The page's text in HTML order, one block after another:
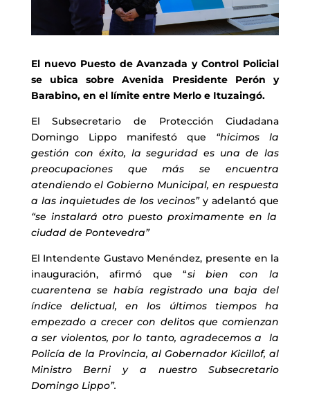
El nuevo Puesto de Avanzada y Control Policial
se ubica sobre Avenida Presidente Perón y
Barabino, en el límite entre Merlo e Ituzaingó.
El Subsecretario de Protección Ciudadana
Domingo Lippo manifestó que “hicimos la
gestión con éxito, la seguridad es una de las
preocupaciones que más se encuentra
atendiendo el Gobierno Municipal, en respuesta
a las inquietudes de los vecinos”y adelantó que
“se instalará otro puesto proximamente en la
ciudad de Pontevedra”
El Intendente Gustavo Menéndez, presente en la
inauguración, afirmó que “si bien con la
cuarentena se había registrado una baja del
índice delictual, en los últimos tiempos ha
empezado a crecer con delitos que comienzan
a ser violentos, por lo tanto, agradecemos a la
Policía de la Provincia, al Gobernador Kicillof, al
Ministro Berni y a nuestro Subsecretario
Domingo Lippo”.